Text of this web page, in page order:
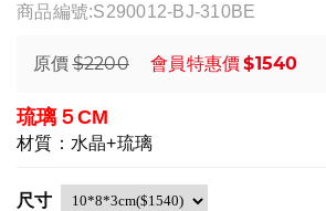
商品編號:S290012-BJ-310BE
原價 $2200 會員特惠價$1540
琉璃５CM
材質：水晶+琉璃
尺寸